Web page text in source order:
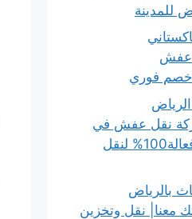
للمدينة
عفش
شركة نقل عفش في
غرب الرياض..حلولًا فعالة100% لنقل
بالرياض
معنا| نقل وتخزين